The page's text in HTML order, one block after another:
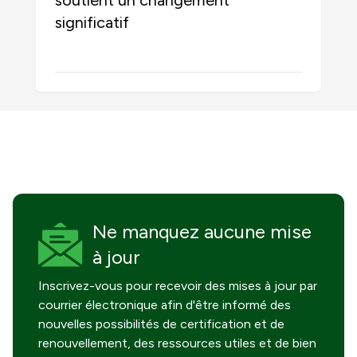
significatif
Ne manquez aucune mise
à jour
Inscrivez-vous pour recevoir des mises à jour par
courrier électronique afin d'être informé des
nouvelles possibilités de certification et de
renouvellement, des ressources utiles et de bien